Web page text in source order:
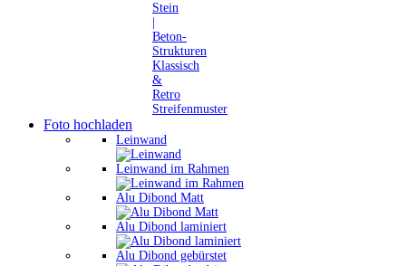
Stein
Beton-
Strukturen
Klassisch
&
Retro
Streifenmuster
Foto hochladen
Leinwand
Leinwand im Rahmen
Alu Dibond Matt
Alu Dibond laminiert
Alu Dibond gebürstet